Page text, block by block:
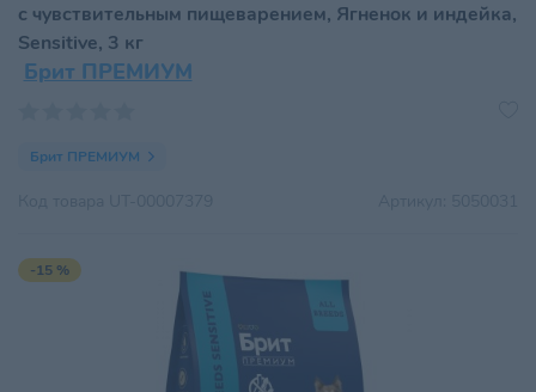
с чувствительным пищеварением, Ягненок и индейка,
Sensitive, 3 кг
Брит ПРЕМИУМ
Брит ПРЕМИУМ
-15 %